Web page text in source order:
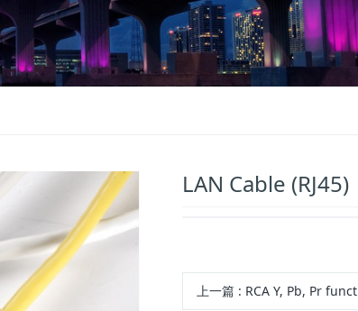
LAN Cable (RJ45)
上一篇: RCA Y, Pb, Pr function Cable